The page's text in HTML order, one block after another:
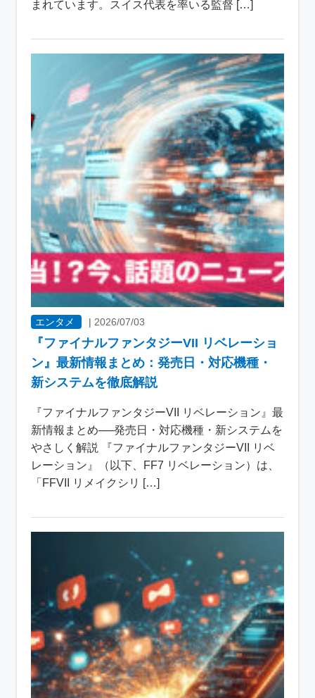
まれています。スイス代表を率いる監督 […]
エンタメ | 2026/07/03
『ファイナルファンタジーVII リベレーショ
ン』最新情報まとめ：発売日・対応機種・
新システムを徹底解説
『ファイナルファンタジーVII リベレーション』最
新情報まとめ──発売日・対応機種・新システムを
やさしく解説 『ファイナルファンタジーVII リベ
レーション』（以下、FF7 リベレーション）は、
「FFVII リメイクシリ […]